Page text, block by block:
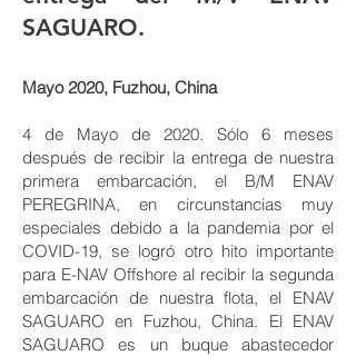
SAGUARO.
Mayo 2020, Fuzhou, China
4 de Mayo de 2020. Sólo 6 meses
después de recibir la entrega de nuestra
primera embarcación, el B/M ENAV
PEREGRINA, en circunstancias muy
especiales debido a la pandemia por el
COVID-19, se logró otro hito importante
para E-NAV Offshore al recibir la segunda
embarcación de nuestra flota, el ENAV
SAGUARO en Fuzhou, China. El ENAV
SAGUARO es un buque abastecedor